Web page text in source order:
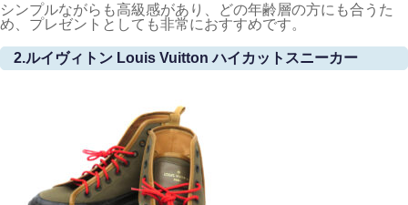
シンプルながらも高級感があり、どの年齢層の方にも合うた
め、プレゼントとしても非常におすすめです。
2.ルイヴィトン Louis Vuitton ハイカットスニーカー